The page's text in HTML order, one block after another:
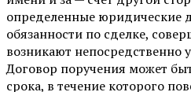
определенные юридические
обязанности по сделке,
возникают непосредственно
Договор поручения может
срока, в течение которого